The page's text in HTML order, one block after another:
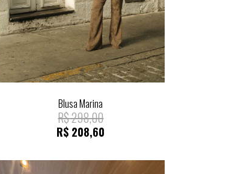
Blusa Marina
R$298,00
R$ 208,60